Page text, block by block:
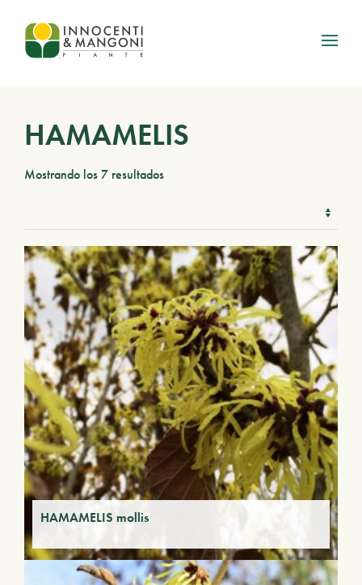
Skip to main content
HAMAMELIS
Mostrando los 7 resultados
HAMAMELIS mollis